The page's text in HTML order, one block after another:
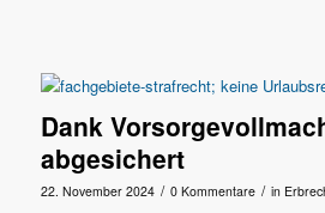
Dank
abgesichert
22. November 2024 / 0 Kommentare / in